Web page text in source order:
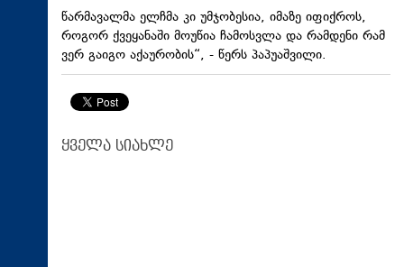
წარმავალმა ელჩმა კი უმჯობესია, იმაზე იფიქროს,
როგორ ქვეყანაში მოუწია ჩამოსვლა და რამდენი რამ
ვერ გაიგო აქაურობის“, - წერს პაპუაშვილი.
ყველა სიახლე